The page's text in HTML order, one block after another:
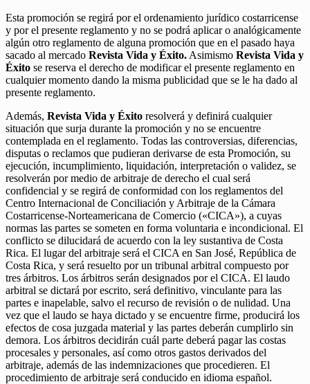
Esta promoción se regirá por el ordenamiento jurídico costarricense
y por el presente reglamento y no se podrá aplicar o analógicamente
algún otro reglamento de alguna promoción que en el pasado haya
sacado al mercado Revista Vida y Éxito. Asimismo Revista Vida y
Éxito se reserva el derecho de modificar el presente reglamento en
cualquier momento dando la misma publicidad que se le ha dado al
presente reglamento.
Además, Revista Vida y Éxito resolverá y definirá cualquier
situación que surja durante la promoción y no se encuentre
contemplada en el reglamento. Todas las controversias, diferencias,
disputas o reclamos que pudieran derivarse de esta Promoción, su
ejecución, incumplimiento, liquidación, interpretación o validez, se
resolverán por medio de arbitraje de derecho el cual será
confidencial y se regirá de conformidad con los reglamentos del
Centro Internacional de Conciliación y Arbitraje de la Cámara
Costarricense-Norteamericana de Comercio («CICA»), a cuyas
normas las partes se someten en forma voluntaria e incondicional. El
conflicto se dilucidará de acuerdo con la ley sustantiva de Costa
Rica. El lugar del arbitraje será el CICA en San José, República de
Costa Rica, y será resuelto por un tribunal arbitral compuesto por
tres árbitros. Los árbitros serán designados por el CICA. El laudo
arbitral se dictará por escrito, será definitivo, vinculante para las
partes e inapelable, salvo el recurso de revisión o de nulidad. Una
vez que el laudo se haya dictado y se encuentre firme, producirá los
efectos de cosa juzgada material y las partes deberán cumplirlo sin
demora. Los árbitros decidirán cuál parte deberá pagar las costas
procesales y personales, así como otros gastos derivados del
arbitraje, además de las indemnizaciones que procedieren. El
procedimiento de arbitraje será conducido en idioma español.